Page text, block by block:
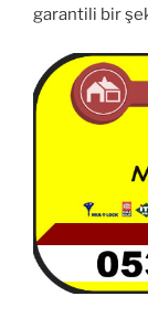
garantili bir